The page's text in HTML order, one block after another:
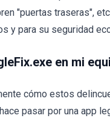
"puertas traseras",
y para su seguridad
en mi
cómo estos
pasar por una app